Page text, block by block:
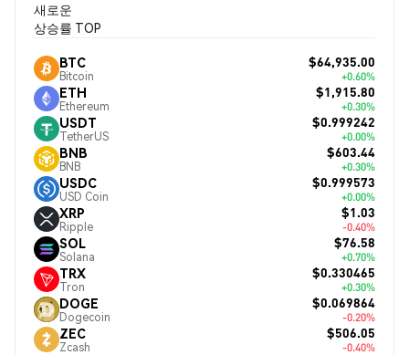
새로운
상승률 TOP
BTC
Bitcoin
$64,935.00
+0.60%
ETH
Ethereum
$1,915.80
+0.30%
USDT
TetherUS
$0.999242
+0.00%
BNB
BNB
$603.44
+0.30%
USDC
USD Coin
$0.999573
+0.00%
XRP
Ripple
$1.03
-0.40%
SOL
Solana
$76.58
+0.70%
TRX
Tron
$0.330465
+0.30%
DOGE
Dogecoin
$0.069864
-0.20%
ZEC
Zcash
$506.05
-0.40%